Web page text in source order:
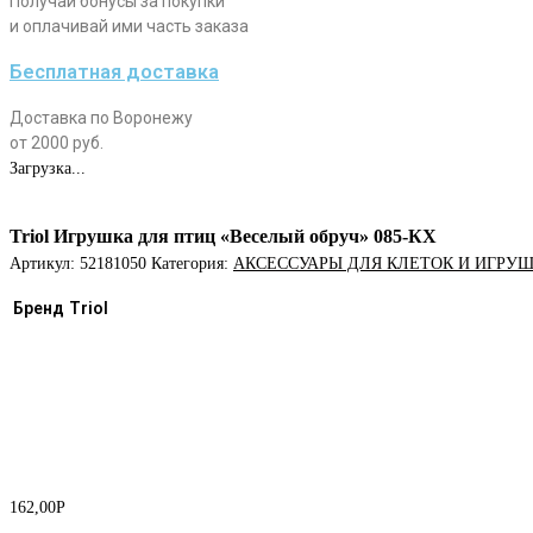
и оплачивай ими часть заказа
Бесплатная доставка
Доставка по Воронежу
от 2000 руб.
Загрузка...
Triol Игрушка для птиц «Веселый обруч» 085-КХ
Артикул: 52181050 Категория: АКСЕССУАРЫ ДЛЯ КЛЕТОК И
Бренд Triol
162,00Р